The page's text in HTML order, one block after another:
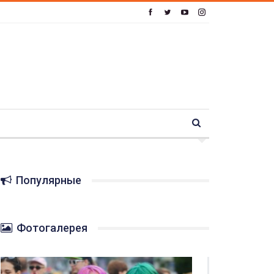
Популярные
Фотогалерея